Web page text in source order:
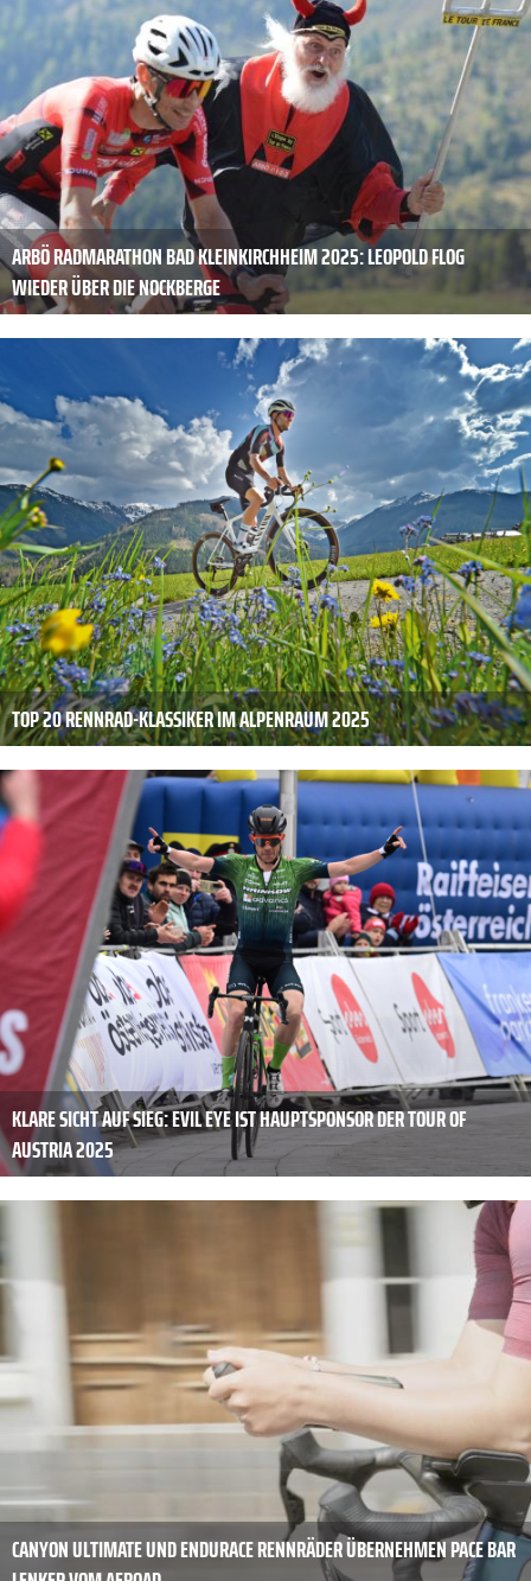
ARBÖ RADMARATHON BAD KLEINKIRCHHEIM 2025: LEOPOLD FLOG
WIEDER ÜBER DIE NOCKBERGE
TOP 20 RENNRAD-KLASSIKER IM ALPENRAUM 2025
KLARE SICHT AUF SIEG: EVIL EYE IST HAUPTSPONSOR DER TOUR OF
AUSTRIA 2025
CANYON ULTIMATE UND ENDURACE RENNRÄDER ÜBERNEHMEN PACE BAR